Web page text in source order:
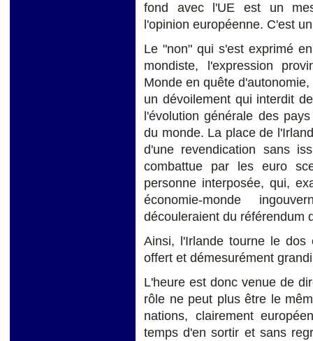
fond avec l'UE est un
l'opinion européenne. C'est
Le "non" qui s'est exprimé
mondiste, l'expression
Monde en quête
un dévoilement qui interdit
l'évolution générale des
du monde. La place de
d'une revendication sans
combattue par les euro
personne interposée, qui,
économie-monde
découleraient du référendum
Ainsi, l'Irlande tourne le
offert et démesurément
L'heure est donc venue de
rôle ne peut plus être le
nations, clairement
temps d'en sortir et sans